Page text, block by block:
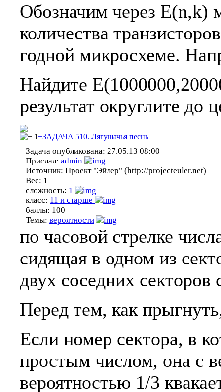
Обозначим через E(n,k)
количества
годной микросхеме.
Найдите
результат округлите до
1+ЗАДАЧА 510. Лягушачья песнь
Задача опубликована: 27.05.13 08:00
Прислал: admin
Источник: Проект "Эйлер" (http://projecteuler.net)
Вес: 1
сложность: 1
класс: 11 и старше
баллы: 100
Темы: вероятности
по часовой стрелке
сидящая в одном из
двух соседних
Перед тем, как
Если номер сектора, в
простым числом, она с
вероятностью 1/3